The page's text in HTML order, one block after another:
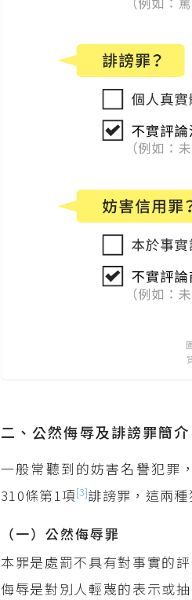
二、公然侮辱及誹謗罪簡介
一般常聽到的妨害名譽犯罪
310條第1項[3]誹謗罪，這兩
（一）公然侮辱罪
本罪是處罰不具有對事實的
侮辱是對別人輕蔑的表示或